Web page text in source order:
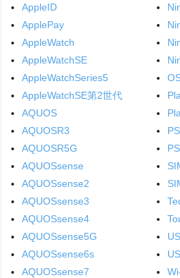
AppleID
ApplePay
AppleWatch
AppleWatchSE
AppleWatchSeries5
AppleWatchSE第2世代
AQUOS
AQUOSR3
AQUOSR5G
AQUOSsense
AQUOSsense2
AQUOSsense3
AQUOSsense4
AQUOSsense5G
AQUOSsense6s
AQUOSsense7